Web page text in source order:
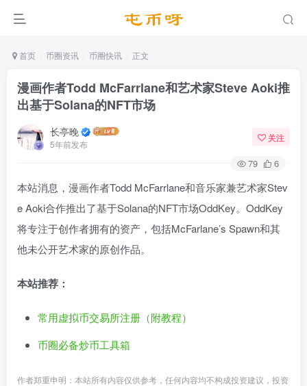
首页 币圈资讯 币圈快讯 正文
漫画作者Todd McFarrlane和艺术家Steve Aoki推
出基于Solana的NFT市场
长亭晚
5年前发布
关注
79 6
本站消息，漫画作者Todd McFarrlane和音乐家兼艺术家Stev
e Aoki合作推出了基于Solana的NFT市场OddKey。OddKey
将专注于创作者拥有的资产，包括McFarlane’s Spawn和其
他未公开艺术家的原创作品。
本站推荐：
常用虚拟币交易所注册（附教程）
币圈必备炒币工具箱
作者郑重申明：本站所有内容仅供参考，任何内容均不构成投资建议，投资